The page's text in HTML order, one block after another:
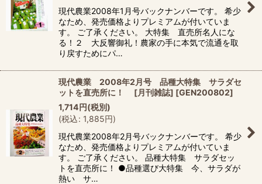
現代農業2008年1月号バックナンバーです。 希少
なため、発売価格よりプレミアムが付いていま
す。 ご了承ください。 大特集 直売所名人にな
る！２ 大反響御礼！農家の手に本気で流通を取
り戻すためにパ…
現代農業 2008年2月号 品種大特集 サラダセ
ットを直売所に！ [月刊雑誌] [GEN200802]
1,714円(税別)
(税込: 1,885円)
現代農業2008年2月号バックナンバーです。 希少
なため、発売価格よりプレミアムが付いていま
す。 ご了承ください。 品種大特集 サラダセッ
トを直売所に！ ●品種選び大特集 今、サラダが
熱い サ…